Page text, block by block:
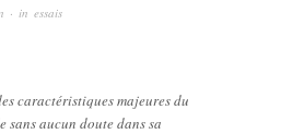
· in essais
caractéristiques majeures du
sans aucun doute dans sa